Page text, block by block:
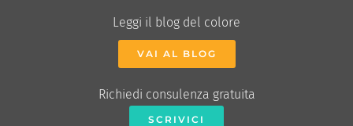
Leggi il blog del colore
VAI AL BLOG
Richiedi consulenza gratuita
SCRIVICI